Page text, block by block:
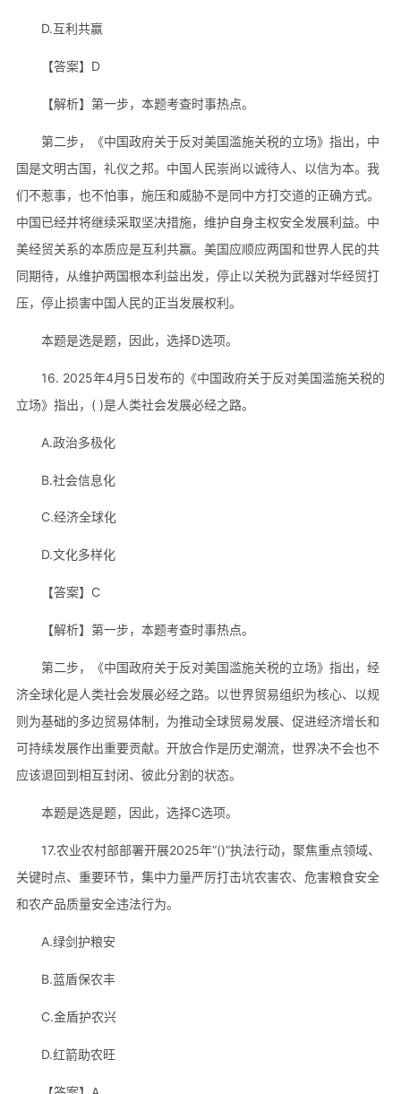
D.互利共赢
【答案】D
【解析】第一步，本题考查时事热点。
第二步，《中国政府关于反对美国滥施关税的立场》指出，中
国是文明古国，礼仪之邦。中国人民崇尚以诚待人、以信为本。我
们不惹事，也不怕事，施压和威胁不是同中方打交道的正确方式。
中国已经并将继续采取坚决措施，维护自身主权安全发展利益。中
美经贸关系的本质应是互利共赢。美国应顺应两国和世界人民的共
同期待，从维护两国根本利益出发，停止以关税为武器对华经贸打
压，停止损害中国人民的正当发展权利。
本题是选是题，因此，选择D选项。
16. 2025年4月5日发布的《中国政府关于反对美国滥施关税的
立场》指出，( )是人类社会发展必经之路。
A.政治多极化
B.社会信息化
C.经济全球化
D.文化多样化
【答案】C
【解析】第一步，本题考查时事热点。
第二步，《中国政府关于反对美国滥施关税的立场》指出，经
济全球化是人类社会发展必经之路。以世界贸易组织为核心、以规
则为基础的多边贸易体制，为推动全球贸易发展、促进经济增长和
可持续发展作出重要贡献。开放合作是历史潮流，世界决不会也不
应该退回到相互封闭、彼此分割的状态。
本题是选是题，因此，选择C选项。
17.农业农村部部署开展2025年“()”执法行动，聚焦重点领域、
关键时点、重要环节，集中力量严厉打击坑农害农、危害粮食安全
和农产品质量安全违法行为。
A.绿剑护粮安
B.蓝盾保农丰
C.金盾护农兴
D.红箭助农旺